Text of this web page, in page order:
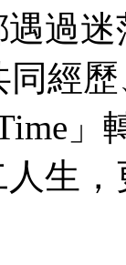
過
同經
」
生